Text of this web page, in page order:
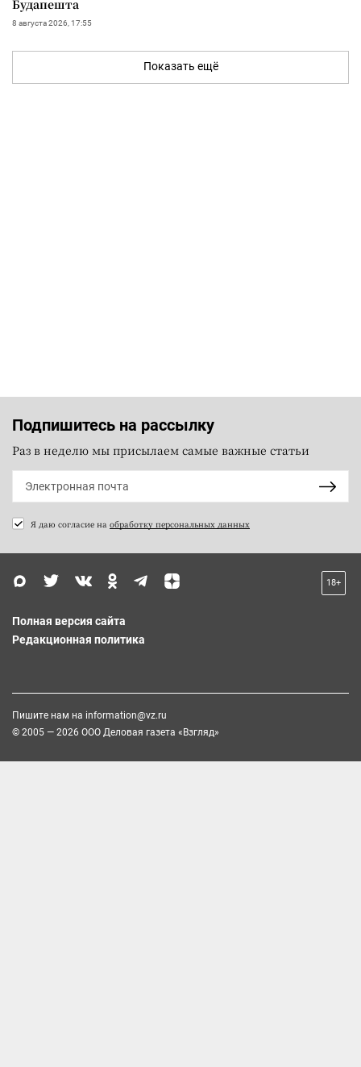
Будапешта
8 августа 2026, 17:55
Показать ещё
Подпишитесь на рассылку
Раз в неделю мы присылаем самые важные статьи
Я даю согласие на обработку персональных данных
18+
Полная версия сайта
Редакционная политика
Пишите нам на information@vz.ru
© 2005 — 2026 ООО Деловая газета «Взгляд»